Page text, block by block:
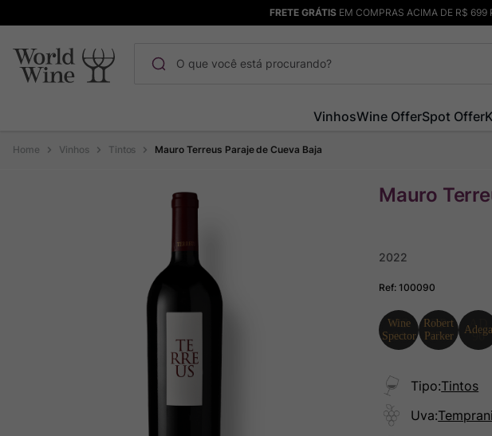
FRETE GRÁTISEM COMPRAS ACIMA DE R$ 699
VinhosWine OfferSpot Offer
Vinhos Tintos Mauro Terreus Paraje de Cueva Baja
Mauro
2022
Ref:100090
Tipo:Tintos
Uva:
1º Maçanita